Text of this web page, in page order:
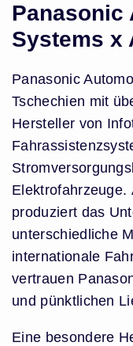
Panasonic
Systems x
Panasonic
Tschechien mit
Hersteller von
Elektrofahrzeuge.
produziert das
unterschiedliche
internationale
vertrauen
und pünktlichen
Eine besondere